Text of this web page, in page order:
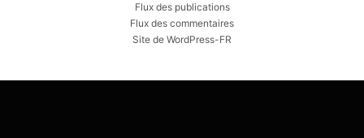
Flux des publications
Flux des commentaires
Site de WordPress-FR